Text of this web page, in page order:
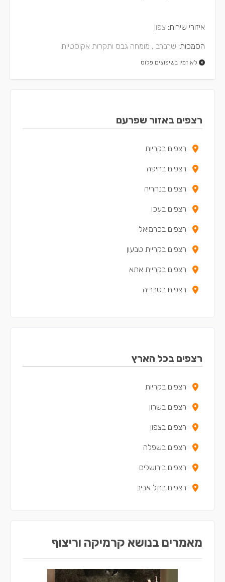
איזורי שירות: צפון
הסמכות: שרברב , מומחה גבס ותקרות אקוסטיות
לא זמין בשיפוצים פלוס
רצפים באזור שפרעם
רצפים בקריות
רצפים בחיפה
רצפים בנהריה
רצפים בעכו
רצפים בכרמיאל
רצפים בקריית טבעון
רצפים בקריית אתא
רצפים בטבריה
רצפים בנצרת עילית
רצפים בקריית ים
רצפים בקריית ביאליק
רצפים בצפת
רצפים במגדל העמק
רצפים בנשר
רצפים במעלות-תרשיחא
רצפים ביקנעם עילית
רצפים בטירת כרמל
רצפים בקריית חיים
רצפים בכל הארץ
רצפים בקריות
רצפים בשרון
רצפים בצפון
רצפים בשפלה
רצפים בירושלים
רצפים בתל אביב
מאמרים בנושא קרמיקה וריצוף